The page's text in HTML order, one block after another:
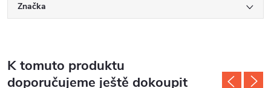
Značka
K tomuto produktu
doporučujeme ještě dokoupit